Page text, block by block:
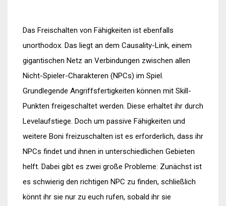
Das Freischalten von Fähigkeiten ist ebenfalls
unorthodox. Das liegt an dem Causality-Link, einem
gigantischen Netz an Verbindungen zwischen allen
Nicht-Spieler-Charakteren (NPCs) im Spiel.
Grundlegende Angriffsfertigkeiten können mit Skill-
Punkten freigeschaltet werden. Diese erhaltet ihr durch
Levelaufstiege. Doch um passive Fähigkeiten und
weitere Boni freizuschalten ist es erforderlich, dass ihr
NPCs findet und ihnen in unterschiedlichen Gebieten
helft. Dabei gibt es zwei große Probleme: Zunächst ist
es schwierig den richtigen NPC zu finden, schließlich
könnt ihr sie nur zu euch rufen, sobald ihr sie